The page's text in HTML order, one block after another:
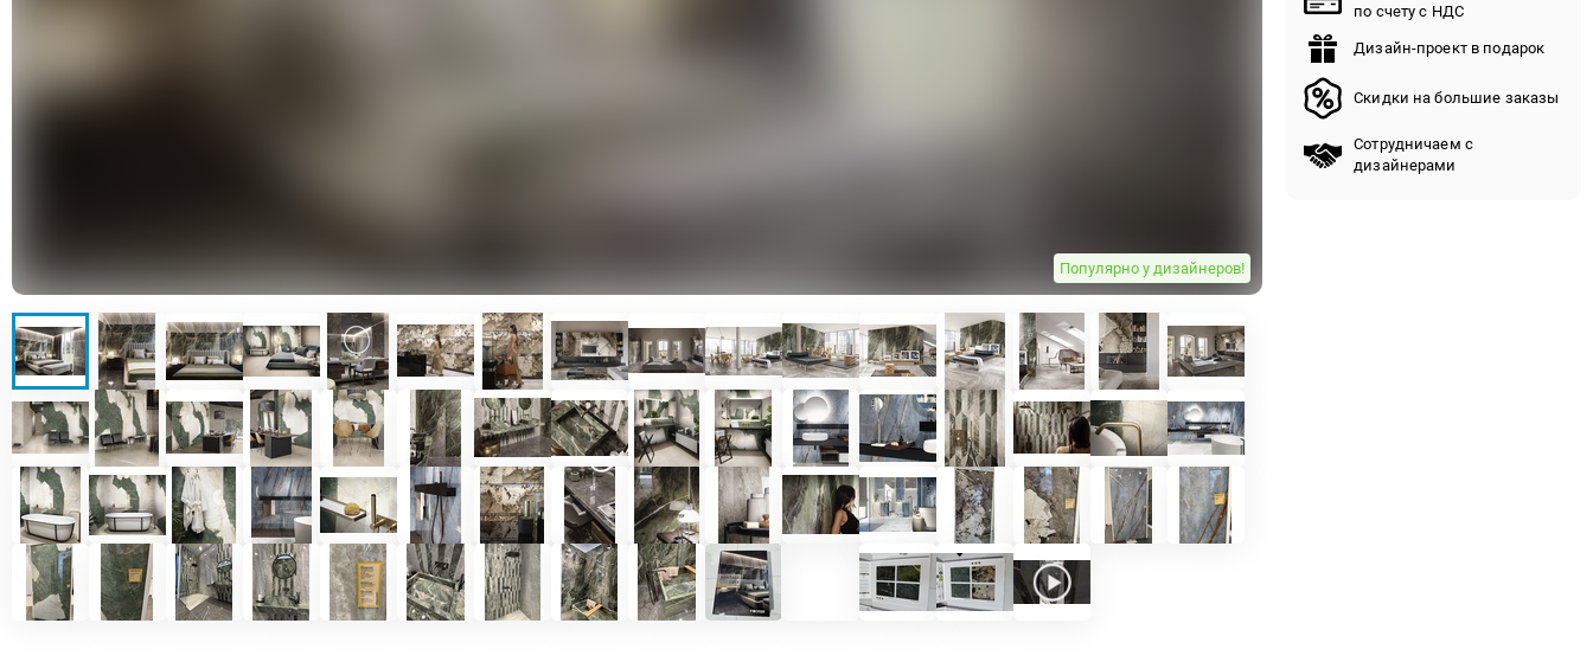
Популярно у дизайнеров!
по счету с НДС
Дизайн-проект в подарок
Скидки на большие заказы
Сотрудничаем с
дизайнерами